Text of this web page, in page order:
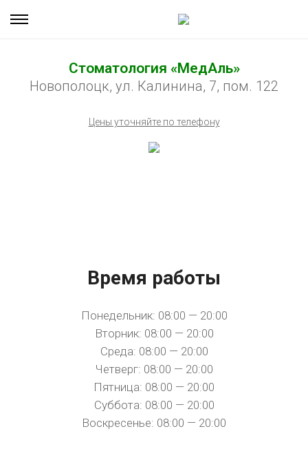
Стоматология «МедАль»
Новополоцк, ул. Калинина, 7, пом. 122
Цены уточняйте по телефону
Время работы
Понедельник: 08:00 — 20:00
Вторник: 08:00 — 20:00
Среда: 08:00 — 20:00
Четверг: 08:00 — 20:00
Пятница: 08:00 — 20:00
Суббота: 08:00 — 20:00
Воскресенье: 08:00 — 20:00